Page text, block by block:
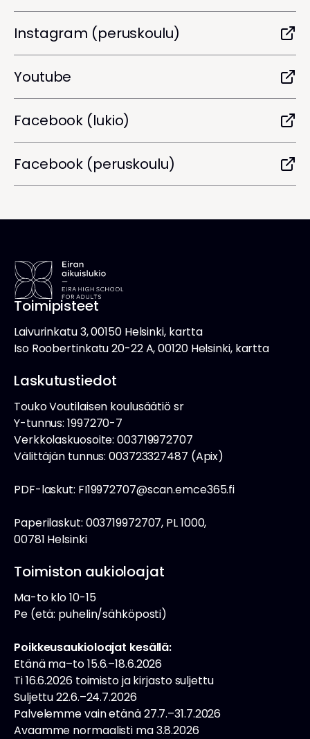
Instagram (peruskoulu)
Youtube
Facebook (lukio)
Facebook (peruskoulu)
Toimipisteet
Laivurinkatu 3, 00150 Helsinki, kartta
Iso Roobertinkatu 20-22 A, 00120 Helsinki, kartta
Laskutustiedot
Touko Voutilaisen koulusäätiö sr
Y-tunnus: 1997270-7
Verkkolaskuosoite: 003719972707
Välittäjän tunnus: 003723327487 (Apix)
PDF-laskut: FI19972707@scan.emce365.fi
Paperilaskut: 003719972707, PL 1000,
00781 Helsinki
Toimiston aukioloajat
Ma-to klo 10-15
Pe (etä: puhelin/sähköposti)
Poikkeusaukioloajat kesällä:
Etänä ma–to 15.6.–18.6.2026
Ti 16.6.2026 toimisto ja kirjasto suljettu
Suljettu 22.6.–24.7.2026
Palvelemme vain etänä 27.7.–31.7.2026
Avaamme normaalisti ma 3.8.2026